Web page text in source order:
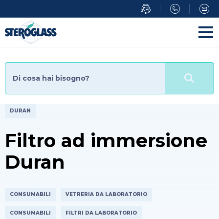
al
contenuto
principale
DURAN
Filtro ad immersione
Duran
CONSUMABILI VETRERIA DA LABORATORIO
CONSUMABILI FILTRI DA LABORATORIO